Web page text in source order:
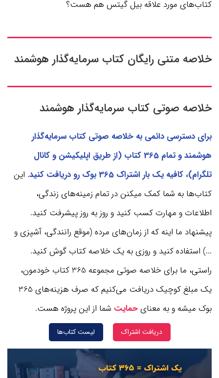
کتاب‌های مورد علاقه بیل گیتس هم هست؟
خلاصه متنی رایگان کتاب سرمایه‌گذار هوشمند
خلاصه صوتی کتاب سرمایه‌گذار هوشمند
برای دسترسی دائمی به خلاصه صوتی کتاب سرمایه‌گذار
هوشمند و تمام 365 کتاب‌ (از طریق اپلیکیشن و کانال
تلگرام)، کافیه یک بار اشتراک 365 بوک رو دریافت کنید
. این
کتاب‌ها به شما کمک میکنن در تمام زمینه‌های زندگی،
اطلاعات و مهارت کسب کنید و روز به روز پیشرفت کنید.
پیشنهاد ما اینه که از زمان‌های مرده (موقع رانندگی، آشپزی و
...) استفاده کنید و روزی به یک خلاصه کتاب گوش کنید.
راستی، ما برای خلاصه صوتی مجموعه 365 کتاب‌ خودمون،
یک مبلغ کوچیک دریافت می‌کنیم که صرف هزینه‌های 365
بوک میشه و به معنایحمایت شما از این پروژه هست.
دریافت اشتراک لیست کتاب‌ها